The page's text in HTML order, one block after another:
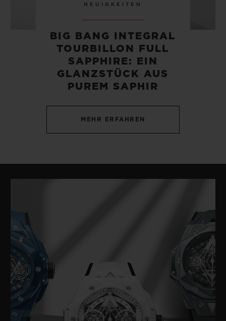
NEUIGKEITEN
BIG BANG INTEGRAL
TOURBILLON FULL
SAPPHIRE: EIN
GLANZSTÜCK AUS
PUREM SAPHIR
MEHR ERFAHREN
EINE BOUTIQUE FINDEN